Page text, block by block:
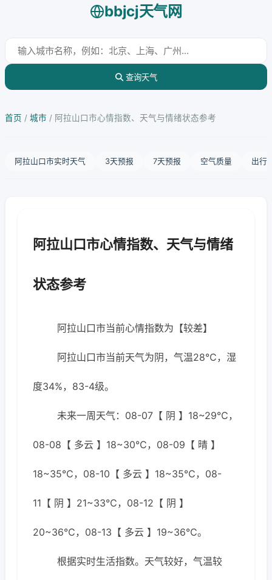
bbjcj天气网
查询天气
首页 / 城市 / 阿拉山口市心情指数、天气与情绪状态参考
阿拉山口市实时天气 3天预报 7天预报 空气质量 出行
阿拉山口市心情指数、天气与情绪
状态参考
阿拉山口市当前心情指数为【较差】
阿拉山口市当前天气为阴，气温28℃，湿
度34%，83-4级。
未来一周天气：08-07【 阴 】18~29℃，
08-08【 多云 】18~30℃，08-09【 晴 】
18~35℃，08-10【 多云 】18~35℃，08-
11【 阴 】21~33℃，08-12【 阴 】
20~36℃，08-13【 多云 】19~36℃。
根据实时生活指数。天气较好，气温较